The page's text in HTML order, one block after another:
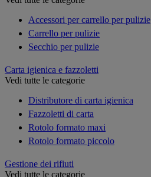
Accessori per carrello per pulizie
Carrello per pulizie
Secchio per pulizie
Carta igienica e fazzoletti
Vedi tutte le categorie
Distributore di carta igienica
Fazzoletti di carta
Rotolo formato maxi
Rotolo formato piccolo
Gestione dei rifiuti
Vedi tutte le categorie